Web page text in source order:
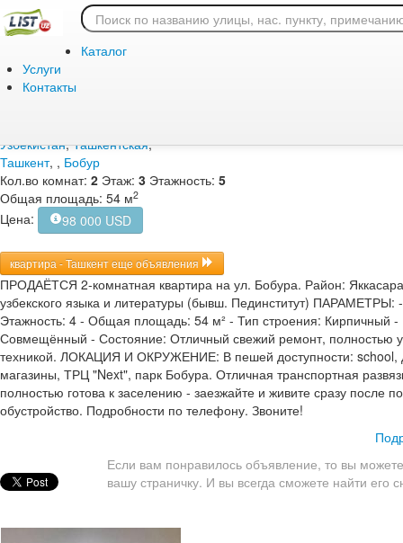
Каталог
Услуги
Контакты
Главная Продажа/Жилая/квартира
Продажа / Жилая /
Ташкент, , Бобур, 98
Узбекистан,Ташкентская,
Ташкент, , Бобур
Кол.во комнат: 2 Этаж: 3 Этажность: 5
Общая площадь: 54 м2
Цена: 98 000 USD
квартира - Ташкент еще объявления
ПРОДАЁТСЯ 2-комнатная квартира на ул. Бобура. ​ Район:
узбекского языка и литературы (бывш. Пединститут) ​ ПАРАМЕТРЫ:
Этажность: 4 ​ - Общая площадь: 54 м² ​ - Тип строения: Кирпичный
Совмещённый ​ - Состояние: Отличный свежий ремонт, полностью
техникой. ​ ЛОКАЦИЯ И ОКРУЖЕНИЕ: ​ В пешей доступности: school,
магазины, ТРЦ "Next", парк Бобура. Отличная транспортная
полностью готова к заселению - заезжайте и живите сразу после
обустройство. ​ Подробности по телефону. Звоните!
Если вам понравилось объявление, то вы
вашу страничку. И вы всегда сможете найти его